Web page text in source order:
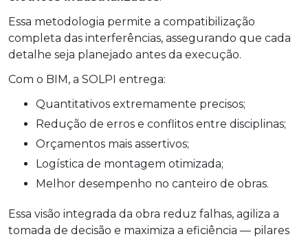
Essa metodologia permite a compatibilização
completa das interferências, assegurando que cada
detalhe seja planejado antes da execução.
Com o BIM, a SOLPI entrega:
Quantitativos extremamente precisos;
Redução de erros e conflitos entre disciplinas;
Orçamentos mais assertivos;
Logística de montagem otimizada;
Melhor desempenho no canteiro de obras.
Essa visão integrada da obra reduz falhas, agiliza a
tomada de decisão e maximiza a eficiência — pilares